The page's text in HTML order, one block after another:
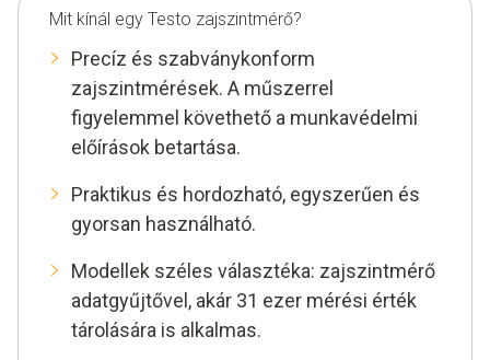
Mit kínál egy Testo zajszintmérő?
Precíz és szabványkonform
zajszintmérések. A műszerrel
figyelemmel követhető a munkavédelmi
előírások betartása.
Praktikus és hordozható, egyszerűen és
gyorsan használható.
Modellek széles választéka: zajszintmérő
adatgyűjtővel, akár 31 ezer mérési érték
tárolására is alkalmas.